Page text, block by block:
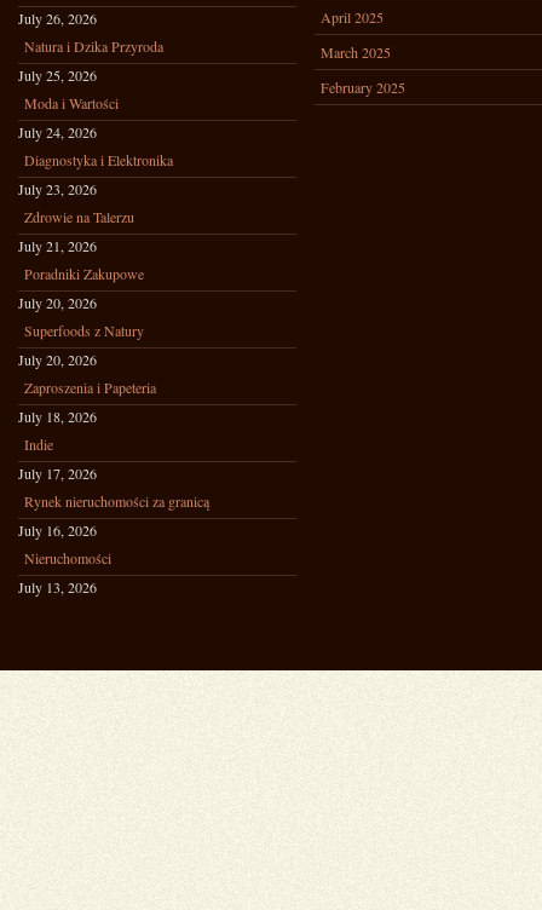
July 26, 2026
Natura i Dzika Przyroda
July 25, 2026
Moda i Wartości
July 24, 2026
Diagnostyka i Elektronika
July 23, 2026
Zdrowie na Talerzu
July 21, 2026
Poradniki Zakupowe
July 20, 2026
Superfoods z Natury
July 20, 2026
Zaproszenia i Papeteria
July 18, 2026
Indie
July 17, 2026
Rynek nieruchomości za granicą
July 16, 2026
Nieruchomości
July 13, 2026
April 2025
March 2025
February 2025